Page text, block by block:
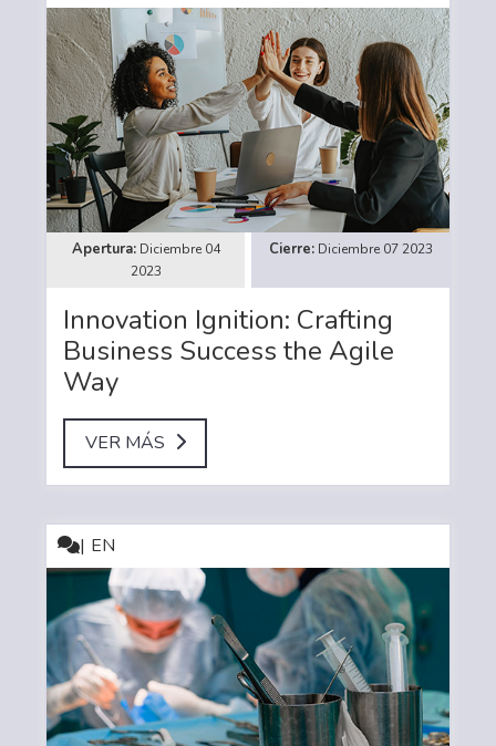
Diciembre 04
2023
Diciembre 07 2023
Innovation Ignition: Crafting
Business Success the Agile
Way
VER MÁS
EN